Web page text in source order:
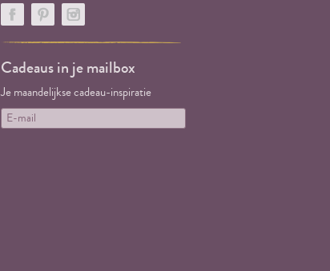
Cadeaus in je mailbox
Je maandelijkse cadeau-inspiratie